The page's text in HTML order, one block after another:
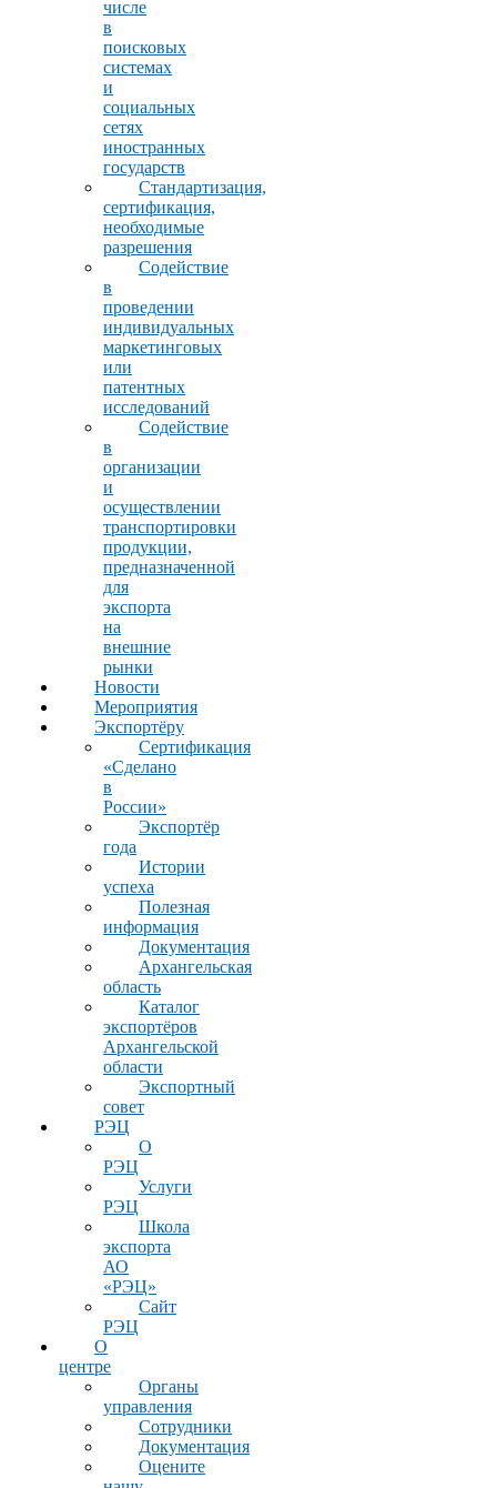
числе
в
поисковых
системах
и
социальных
сетях
иностранных
государств
Стандартизация,
сертификация,
необходимые
разрешения
Содействие
в
проведении
индивидуальных
маркетинговых
или
патентных
исследований
Содействие
в
организации
и
осуществлении
транспортировки
продукции,
предназначенной
для
экспорта
на
внешние
рынки
Новости
Мероприятия
Экспортёру
Сертификация
«Сделано
в
России»
Экспортёр
года
Истории
успеха
Полезная
информация
Документация
Архангельская
область
Каталог
экспортёров
Архангельской
области
Экспортный
совет
РЭЦ
О
РЭЦ
Услуги
РЭЦ
Школа
экспорта
АО
«РЭЦ»
Сайт
РЭЦ
О
центре
Органы
управления
Сотрудники
Документация
Оцените